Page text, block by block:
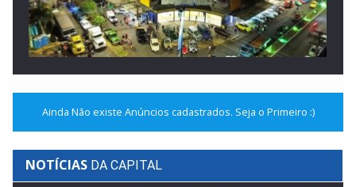
Em setembro Ivinhema será sede do Encontro de...
O publico que passar pelo evento terá a...
Ainda Não existe Anúncios cadastrados. Seja o Primeiro :)
NOTÍCIAS DA CAPITAL